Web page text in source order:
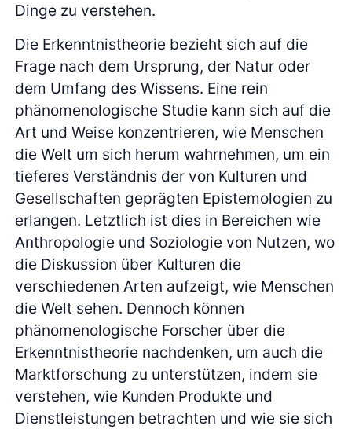
Dinge zu verstehen.
Die Erkenntnistheorie bezieht sich auf die
Frage nach dem Ursprung, der Natur oder
dem Umfang des Wissens. Eine rein
phänomenologische Studie kann sich auf die
Art und Weise konzentrieren, wie Menschen
die Welt um sich herum wahrnehmen, um ein
tieferes Verständnis der von Kulturen und
Gesellschaften geprägten Epistemologien zu
erlangen. Letztlich ist dies in Bereichen wie
Anthropologie und Soziologie von Nutzen, wo
die Diskussion über Kulturen die
verschiedenen Arten aufzeigt, wie Menschen
die Welt sehen. Dennoch können
phänomenologische Forscher über die
Erkenntnistheorie nachdenken, um auch die
Marktforschung zu unterstützen, indem sie
verstehen, wie Kunden Produkte und
Dienstleistungen betrachten und wie sie sich